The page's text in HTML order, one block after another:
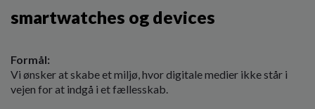
smartwatches og devices
Formål:
Vi ønsker at skabe et miljø, hvor digitale medier ikke står i
vejen for at indgå i et fællesskab.